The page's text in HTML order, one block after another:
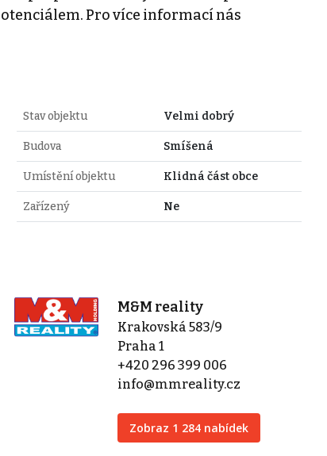
Pro více informací nás
Stav objektu Velmi dobrý
Budova Smíšená
Umístění objektu Klidná část obce
Zařízený Ne
M&M reality
Krakovská 583/9
Praha 1
+420 296 399 006
info@mmreality.cz
Zobraz 1 284 nabídek